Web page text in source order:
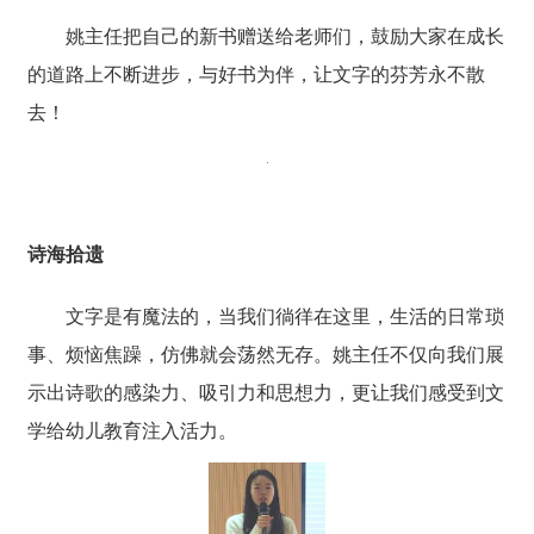
姚主任把自己的新书赠送给老师们，鼓励大家在成长
的道路上不断进步，与好书为伴，让文字的芬芳永不散
去！
诗海拾遗
文字是有魔法的，当我们徜徉在这里，生活的日常琐
事、烦恼焦躁，仿佛就会荡然无存。姚主任不仅向我们展
示出诗歌的感染力、吸引力和思想力，更让我们感受到文
学给幼儿教育注入活力。